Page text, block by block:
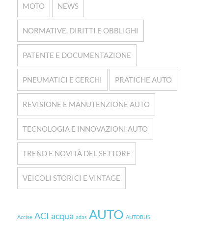
MOTO NEWS
NORMATIVE, DIRITTI E OBBLIGHI
PATENTE E DOCUMENTAZIONE
PNEUMATICI E CERCHI PRATICHE AUTO
REVISIONE E MANUTENZIONE AUTO
TECNOLOGIA E INNOVAZIONI AUTO
TREND E NOVITÀ DEL SETTORE
VEICOLI STORICI E VINTAGE
Accise ACI acqua adas AUTO AUTOBUS